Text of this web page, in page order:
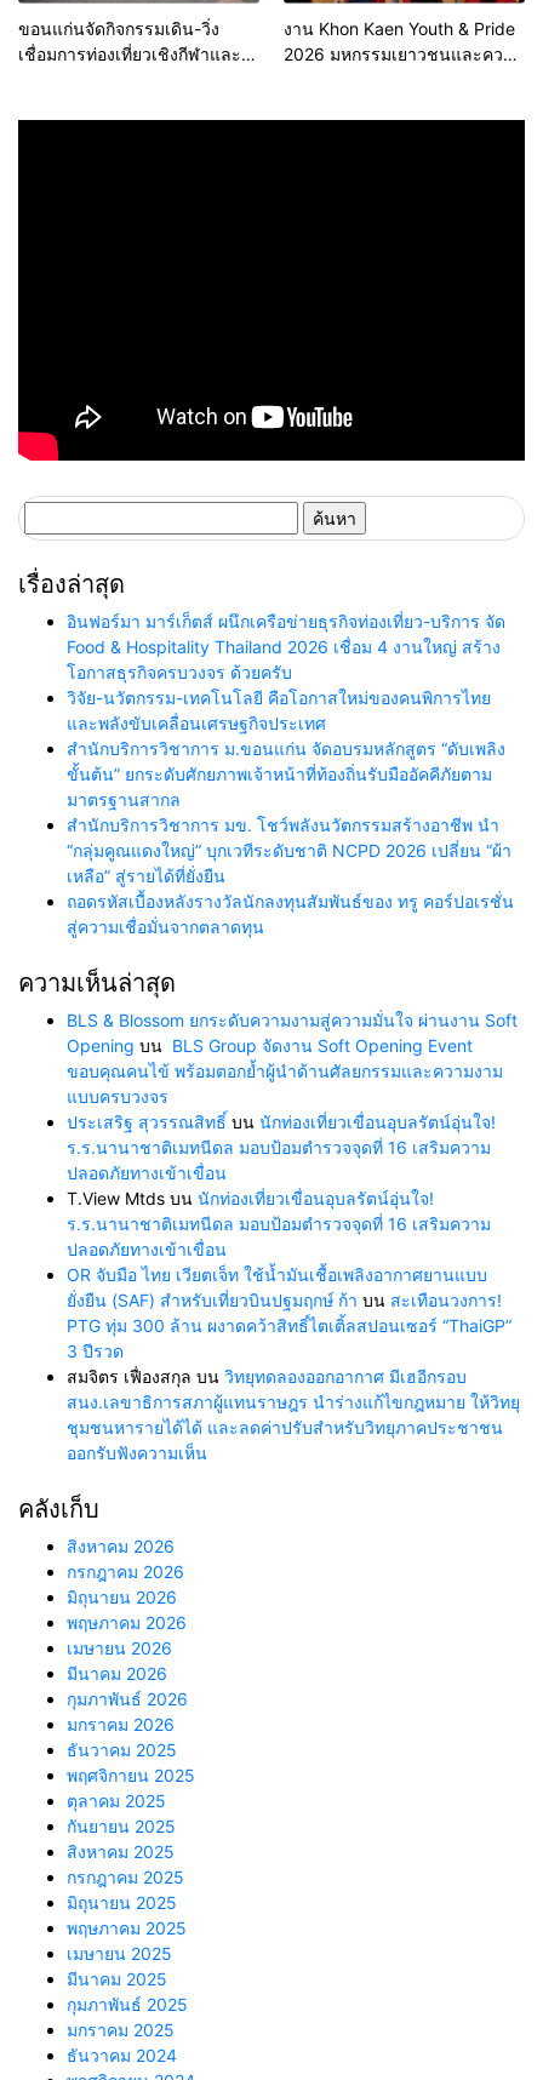
ขอนแก่นจัดกิจกรรมเดิน-วิ่ง
เชื่อมการท่องเที่ยวเชิงกีฬาและ
งาน Khon Kaen Youth & Pride
2026 มหกรรมเยาวชนและความ
สำหรับ:
เรื่องล่าสุด
อินฟอร์มา มาร์เก็ตส์ ผนึกเครือข่ายธุรกิจท่องเที่ยว-บริการ จัด
Food & Hospitality Thailand 2026 เชื่อม 4 งานใหญ่ สร้าง
โอกาสธุรกิจครบวงจร ด้วยครับ
วิจัย-นวัตกรรม-เทคโนโลยี คือโอกาสใหม่ของคนพิการไทย
และพลังขับเคลื่อนเศรษฐกิจประเทศ
สำนักบริการวิชาการ ม.ขอนแก่น จัดอบรมหลักสูตร “ดับเพลิง
ขั้นต้น” ยกระดับศักยภาพเจ้าหน้าที่ท้องถิ่นรับมืออัคคีภัยตาม
มาตรฐานสากล
สำนักบริการวิชาการ มข. โชว์พลังนวัตกรรมสร้างอาชีพ นำ
“กลุ่มคูณแดงใหญ่” บุกเวทีระดับชาติ NCPD 2026 เปลี่ยน “ผ้า
เหลือ” สู่รายได้ที่ยั่งยืน
ถอดรหัสเบื้องหลังรางวัลนักลงทุนสัมพันธ์ของ ทรู คอร์ปอเรชั่น
สู่ความเชื่อมั่นจากตลาดทุน
ความเห็นล่าสุด
BLS & Blossom ยกระดับความงามสู่ความมั่นใจ ผ่านงาน Soft
Opening บน BLS Group จัดงาน Soft Opening Event
ขอบคุณคนไข้ พร้อมตอกย้ำผู้นำด้านศัลยกรรมและความงาม
แบบครบวงจร
ประเสริฐ สุวรรณสิทธิ์ บน นักท่องเที่ยวเขื่อนอุบลรัตน์อุ่นใจ!
ร.ร.นานาชาติเมทนีดล มอบป้อมตำรวจจุดที่ 16 เสริมความ
ปลอดภัยทางเข้าเขื่อน
T.View Mtds บน นักท่องเที่ยวเขื่อนอุบลรัตน์อุ่นใจ!
ร.ร.นานาชาติเมทนีดล มอบป้อมตำรวจจุดที่ 16 เสริมความ
ปลอดภัยทางเข้าเขื่อน
OR จับมือ ไทย เวียตเจ็ท ใช้น้ำมันเชื้อเพลิงอากาศยานแบบ
ยั่งยืน (SAF) สำหรับเที่ยวบินปฐมฤกษ์ ก้า บน สะเทือนวงการ!
PTG ทุ่ม 300 ล้าน ผงาดคว้าสิทธิ์ไตเติ้ลสปอนเซอร์ “ThaiGP”
3 ปีรวด
สมจิตร เฟื่องสกุล บน วิทยุทดลองออกอากาศ มีเฮอีกรอบ
สนง.เลขาธิการสภาผู้แทนราษฎร นำร่างแก้ไขกฎหมาย ให้วิทยุ
ชุมชนหารายได้ได้ และลดค่าปรับสำหรับวิทยุภาคประชาชน
ออกรับฟังความเห็น
คลังเก็บ
สิงหาคม 2026
กรกฎาคม 2026
มิถุนายน 2026
พฤษภาคม 2026
เมษายน 2026
มีนาคม 2026
กุมภาพันธ์ 2026
มกราคม 2026
ธันวาคม 2025
พฤศจิกายน 2025
ตุลาคม 2025
กันยายน 2025
สิงหาคม 2025
กรกฎาคม 2025
มิถุนายน 2025
พฤษภาคม 2025
เมษายน 2025
มีนาคม 2025
กุมภาพันธ์ 2025
มกราคม 2025
ธันวาคม 2024